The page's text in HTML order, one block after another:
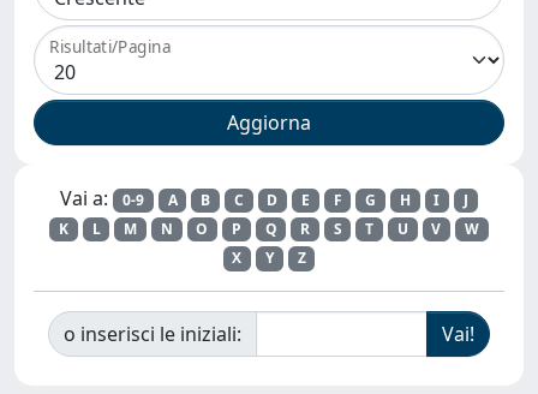
Risultati/Pagina
Vai a: 0-9 A B C D E F G H I
J
K
L M N O P Q R S T U V
W
X
Y Z
o inserisci le iniziali: